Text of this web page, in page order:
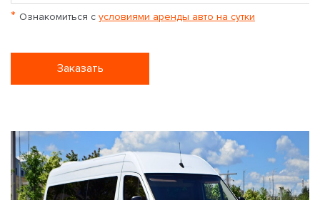
* Ознакомиться с условиями аренды авто на сутки
Заказать